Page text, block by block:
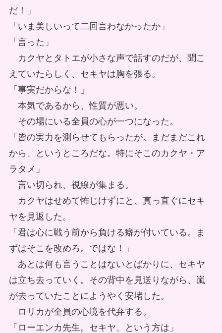
だ！」
「いま美しいって二回言わなかったか」
「言った」
カクヤとタトエが小さな声で話すのだが、聞こ
えていたらしく、セキヤは胸を張る。
「事実だからな！」
本気であるから、性質が悪い。
その場にいる全員の心が一つになった。
「皆の実力を測らせてもらったが。まだまだこれ
から、というところだな。特にそこのカクヤ・ア
ラタメ」
言い切られ、視線が集まる。
カクヤはせめて怖じけずにと、真っ直ぐにセキ
ヤを見返した。
「君は心に戦う前から負ける癖が付いている。ま
ずはそこを改めろ。ではな！」
あとは何も言うことはないとばかりに、セキヤ
は立ち去っていく。その背中を見送りながら、嵐
が去っていたことにようやく安堵した。
ロリカが全員の心境を代弁する。
「ローエンカ先生。セキヤ、という方は」